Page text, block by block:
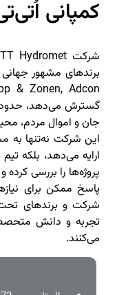
کمپانی
جان و اموال مردم،
این شرکت نه‌تنها به
ارایه می‌دهد، بلکه
پروژه‌ها را بررسی
پاسخ ممکن برای
تجربه و دانش
می‌کنند.